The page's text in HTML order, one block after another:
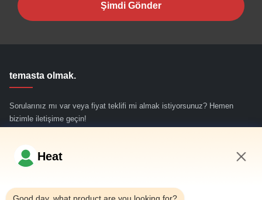
Şimdi Gönder
temasta olmak.
Sorularınız mı var veya fiyat teklifi mi almak istiyorsunuz? Hemen
bizimle iletişime geçin!
Heat